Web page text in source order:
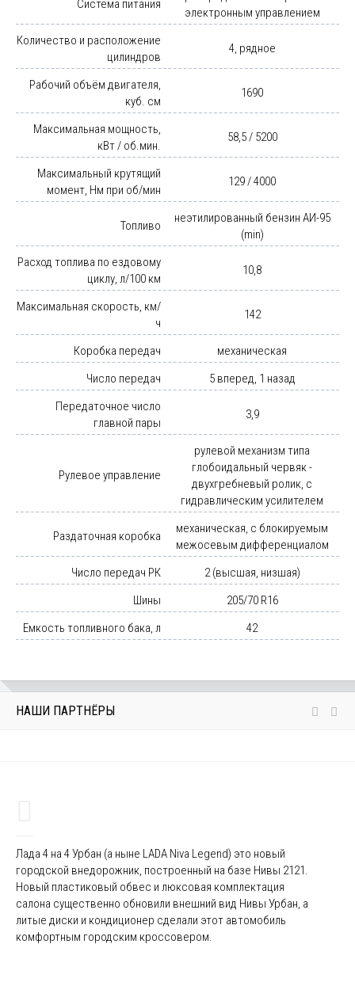
Система питания
электронным управлением
Количество и расположение
цилиндров
4, рядное
Рабочий объём двигателя,
куб. см
1690
Максимальная мощность,
кВт / об.мин.
58,5 / 5200
Максимальный крутящий
момент, Нм при об/мин
129 / 4000
Топливо
неэтилированный бензин АИ-95
(min)
Расход топлива по ездовому
циклу, л/100 км
10,8
Максимальная скорость, км/
ч
142
Коробка передач
механическая
Число передач
5 вперед, 1 назад
Передаточное число
главной пары
3,9
Рулевое управление
рулевой механизм типа
глобоидальный червяк -
двухгребневый ролик, с
гидравлическим усилителем
Раздаточная коробка
механическая, с блокируемым
межосевым дифференциалом
Число передач РК
2 (высшая, низшая)
Шины
205/70 R16
Емкость топливного бака, л
42
НАШИ ПАРТНЁРЫ
Лада 4 на 4 Урбан (а ныне LADA Niva Legend) это новый
городской внедорожник, построенный на базе Нивы 2121.
Новый пластиковый обвес и люксовая комплектация
салона существенно обновили внешний вид Нивы Урбан, а
литые диски и кондиционер сделали этот автомобиль
комфортным городским кроссовером.